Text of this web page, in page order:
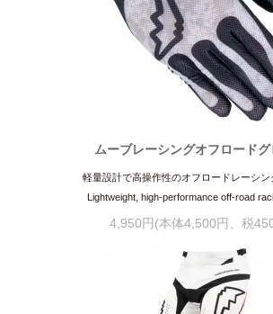
ムーブレーシングオフロード
軽量設計で高操作性のオフロードレーシン
Lightweight, high-performance off-road
4,950円(本体4,500円、税